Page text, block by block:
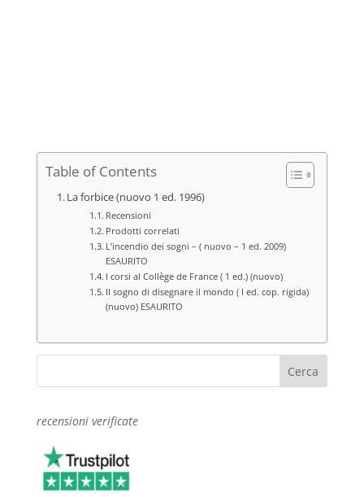
Table of Contents
La forbice (nuovo 1 ed. 1996)
Recensioni
Prodotti correlati
L’incendio dei sogni – ( nuovo – 1 ed. 2009)
ESAURITO
I corsi al Collège de France ( 1 ed.) (nuovo)
Il sogno di disegnare il mondo ( I ed. cop. rigida)
(nuovo) ESAURITO
recensioni verificate